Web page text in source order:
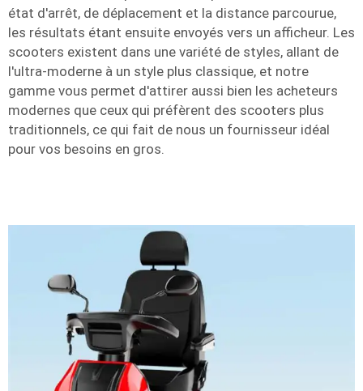
état d'arrêt, de déplacement et la distance parcourue,
les résultats étant ensuite envoyés vers un afficheur. Les
scooters existent dans une variété de styles, allant de
l'ultra-moderne à un style plus classique, et notre
gamme vous permet d'attirer aussi bien les acheteurs
modernes que ceux qui préfèrent des scooters plus
traditionnels, ce qui fait de nous un fournisseur idéal
pour vos besoins en gros.